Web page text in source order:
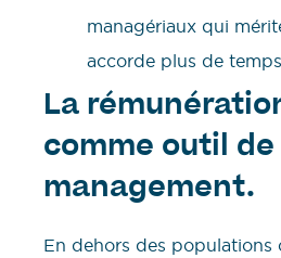
managériaux qui
accorde plus de
La
comme outil de
management.
En dehors des populations